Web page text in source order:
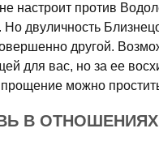
настроит против
Но двуличность
другой.
для вас, но за ее
можно
В